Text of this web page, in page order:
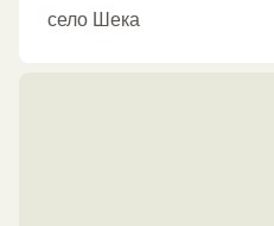
село Шека